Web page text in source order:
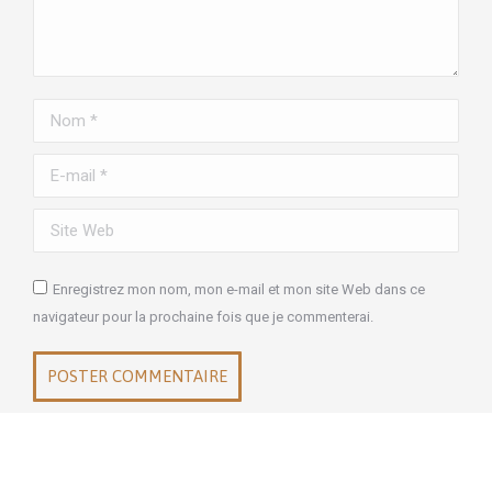
Nom *
E-mail *
Site Web
Enregistrez mon nom, mon e-mail et mon site Web dans ce
navigateur pour la prochaine fois que je commenterai.
POSTER COMMENTAIRE